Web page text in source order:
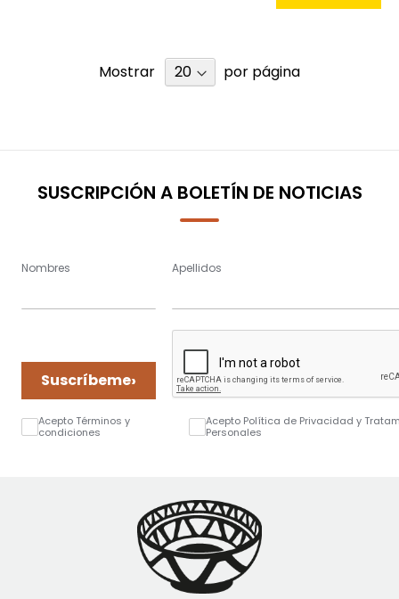
Mostrar por página
SUSCRIPCIÓN A BOLETÍN DE NOTICIAS
Nombres Apellidos
Suscríbeme›
Acepto Términos y
condiciones
Acepto Política de Privacidad y
Personales